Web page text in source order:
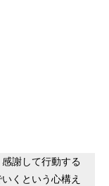
謝して行動する
くという心構え